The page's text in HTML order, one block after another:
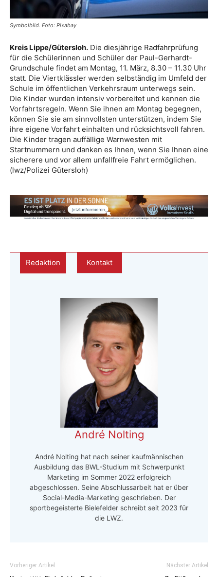
Symbolbild. Foto: Pixabay
Kreis Lippe/Gütersloh. Die diesjährige Radfahrprüfung
für die Schülerinnen und Schüler der Paul-Gerhardt-
Grundschule findet am Montag, 11. März, 8.30 – 11.30 Uhr
statt. Die Viertklässler werden selbständig im Umfeld der
Schule im öffentlichen Verkehrsraum unterwegs sein.
Die Kinder wurden intensiv vorbereitet und kennen die
Vorfahrtsregeln. Wenn Sie ihnen am Montag begegnen,
können Sie sie am sinnvollsten unterstützen, indem Sie
ihre eigene Vorfahrt einhalten und rücksichtsvoll fahren.
Die Kinder tragen auffällige Warnwesten mit
Startnummern und danken es Ihnen, wenn Sie Ihnen eine
sicherere und vor allem unfallfreie Fahrt ermöglichen.
(lwz/Polizei Gütersloh)
Redaktion Kontakt
André Nolting
André Nolting hat nach seiner kaufmännischen
Ausbildung das BWL-Studium mit Schwerpunkt
Marketing im Sommer 2022 erfolgreich
abgeschlossen. Seine Abschlussarbeit hat er über
Social-Media-Marketing geschrieben. Der
sportbegeisterte Bielefelder schreibt seit 2023 für
die LWZ.
Vorheriger Artikel Nächster Artikel